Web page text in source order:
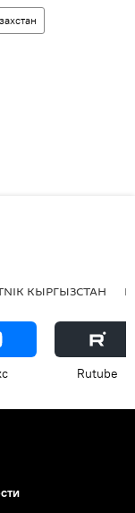
КЫРГЫЗСТАН
Rutube